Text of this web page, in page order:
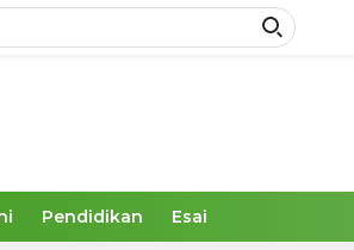
Pendidikan Esai